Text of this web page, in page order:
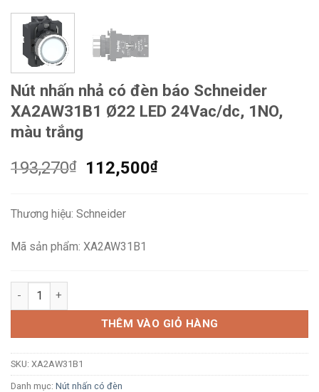
Nút nhấn nhả có đèn báo Schneider
XA2AW31B1 Ø22 LED 24Vac/dc, 1NO,
màu trắng
193,270₫
Giá
193,270₫.
112,500₫Giá
Thương hiệu: Schneider
Mã sản phẩm: XA2AW31B1
Nút nhấn nhả có đèn báo Schneider XA2AW31B1 Ø22 LED
THÊM VÀO GIỎ HÀNG
SKU: XA2AW31B1
Danh mục: Nút nhấn có đèn